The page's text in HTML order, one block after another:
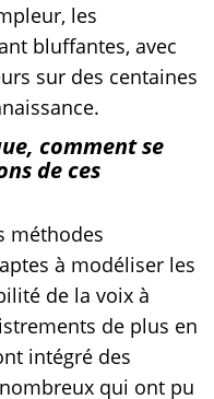
les
bluffantes, avec
sur des centaines
comment se
de ces
méthodes
à modéliser les
de la voix à
de plus en
intégré des
qui ont pu